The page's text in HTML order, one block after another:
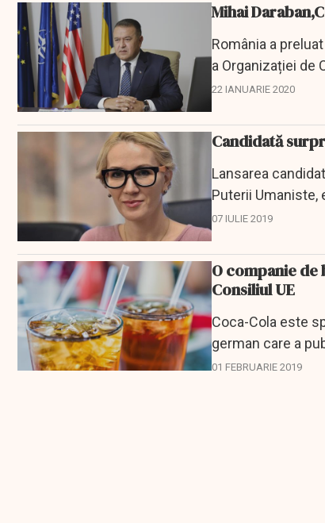
România a
a Organizației de
Consiliului de...
22 IANUARIE 2020
Candidată
Lansarea
Puterii Umaniste,
07 IULIE 2019
O companie
Consiliul UE
Coca-Cola este
german care a
României.
01 FEBRUARIE 2019